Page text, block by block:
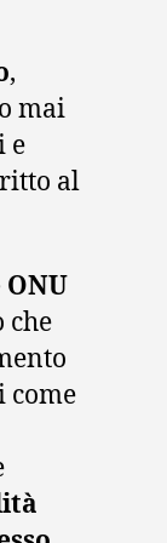
,
mai
e
al
che
come